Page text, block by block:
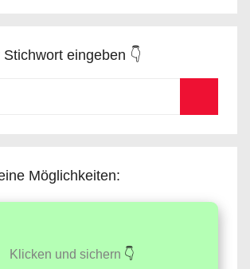
eingeben 👇
Möglichkeiten:
Klicken und sichern 👇